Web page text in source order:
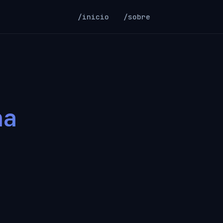
/inicio /sobre